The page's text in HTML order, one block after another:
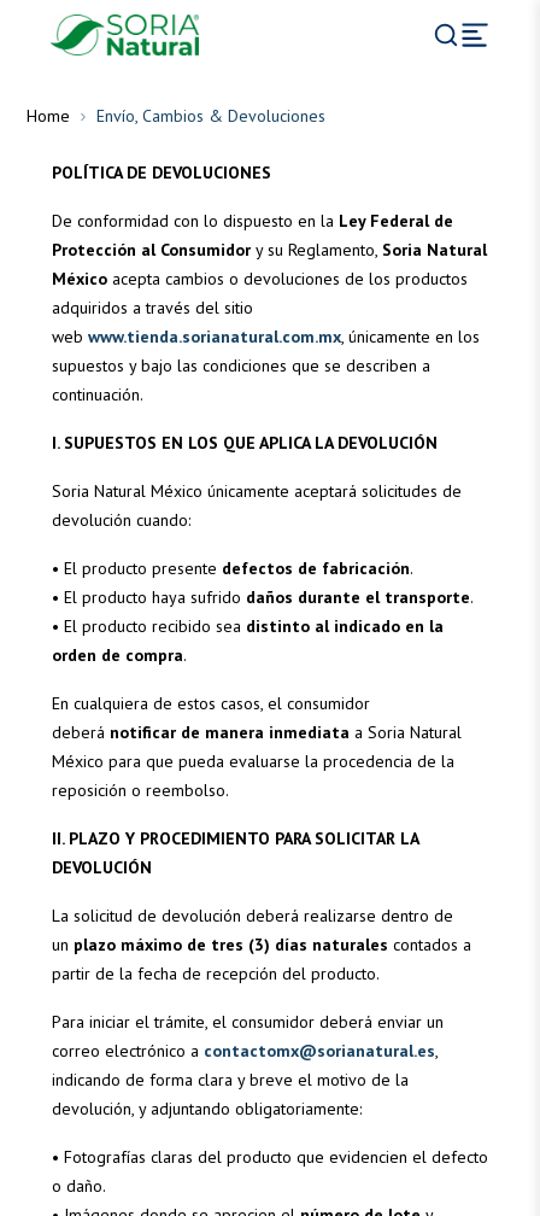
Home Envío, Cambios & Devoluciones
POLÍTICA DE DEVOLUCIONES
De conformidad con lo dispuesto en la Ley Federal de
Protección al Consumidory su Reglamento, Soria Natural
Méxicoacepta cambios o devoluciones de los productos
adquiridos a través del sitio
web www.tienda.sorianatural.com.mx, únicamente en los
supuestos y bajo las condiciones que se describen a
continuación.
I. SUPUESTOS EN LOS QUE APLICA LA DEVOLUCIÓN
Soria Natural México únicamente aceptará solicitudes de
devolución cuando:
• El producto presente defectos de fabricación.
• El producto haya sufrido daños durante el transporte.
• El producto recibido sea distinto al indicado en la
orden de compra.
En cualquiera de estos casos, el consumidor
deberá notificar de manera inmediata a Soria Natural
México para que pueda evaluarse la procedencia de la
reposición o reembolso.
II. PLAZO Y PROCEDIMIENTO PARA SOLICITAR LA
DEVOLUCIÓN
La solicitud de devolución deberá realizarse dentro de
un plazo máximo de tres (3) días naturales contados a
partir de la fecha de recepción del producto.
Para iniciar el trámite, el consumidor deberá enviar un
correo electrónico a contactomx@sorianatural.es
indicando de forma clara y breve el motivo de la
devolución, y adjuntando obligatoriamente:
• Fotografías claras del producto que evidencien el defecto
o daño.